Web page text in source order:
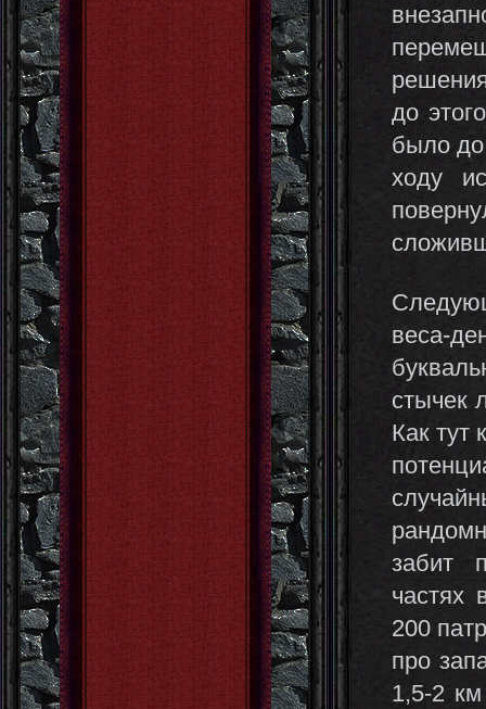
до
было до
ходу
веса-
стычек
Как тут
забит
частях
200
про
1,5-2